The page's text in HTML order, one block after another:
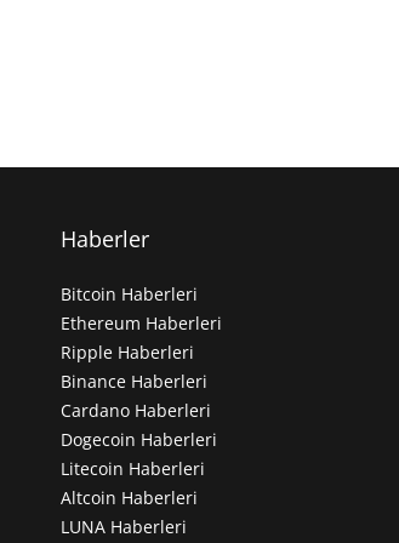
Haberler
Bitcoin Haberleri
Ethereum Haberleri
Ripple Haberleri
Binance Haberleri
Cardano Haberleri
Dogecoin Haberleri
Litecoin Haberleri
Altcoin Haberleri
LUNA Haberleri